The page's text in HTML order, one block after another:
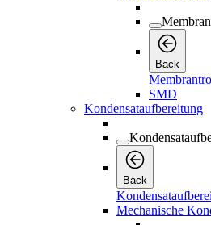
Back
SMD
Kondensataufbereitung
Back
Mechanische